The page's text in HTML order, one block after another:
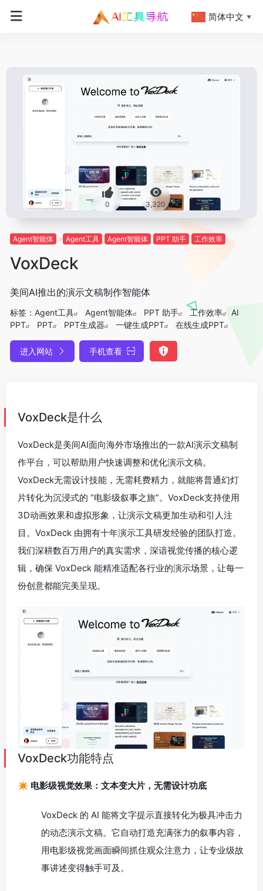
0 3,320
Agent智能体 Agent工具 Agent智能体 PPT 助手 工作效率
VoxDeck
美间AI推出的演示文稿制作智能体
标签： Agent工具 Agent智能体 PPT 助手 工作效率
AI
PPT
PPT PPT生成器 一键生成PPT 在线生成PPT
进入网站 手机查看
VoxDeck是什么
VoxDeck是美间AI面向海外市场推出的一款AI演示文稿制
作平台，可以帮助用户快速调整和优化演示文稿。
VoxDeck无需设计技能，无需耗费精力，就能将普通幻灯
片转化为沉浸式的 “电影级叙事之旅”。VoxDeck支持使用
3D动画效果和虚拟形象，让演示文稿更加生动和引人注
目。VoxDeck 由拥有十年演示工具研发经验的团队打造。
我们深耕数百万用户的真实需求，深谙视觉传播的核心逻
辑，确保 VoxDeck 能精准适配各行业的演示场景，让每一
份创意都能完美呈现。
VoxDeck功能特点
✴️ 电影级视觉效果：文本变大片，无需设计功底
VoxDeck 的 AI 能将文字提示直接转化为极具冲击力
的动态演示文稿。它自动打造充满张力的叙事内容，
用电影级视觉画面瞬间抓住观众注意力，让专业级故
事讲述变得触手可及。
简体中文 ▼